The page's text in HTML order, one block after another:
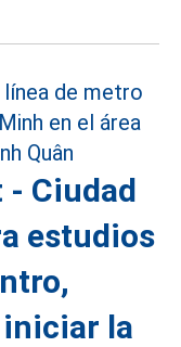
- Ciudad
estudios
iniciar la